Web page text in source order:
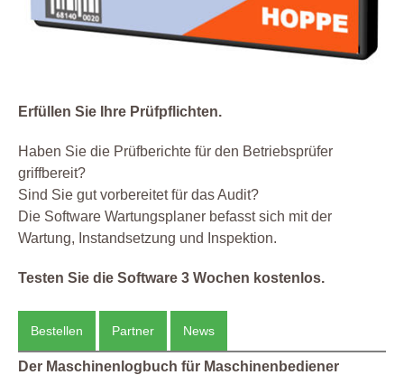
Erfüllen Sie Ihre Prüfpflichten.
Haben Sie die Prüfberichte für den Betriebsprüfer
griffbereit?
Sind Sie gut vorbereitet für das Audit?
Die Software Wartungsplaner befasst sich mit der
Wartung, Instandsetzung und Inspektion.
Testen Sie die Software 3 Wochen kostenlos.
Bestellen Partner News
Der Maschinenlogbuch für Maschinenbediener